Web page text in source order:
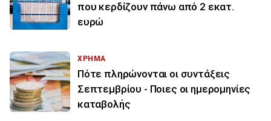
που κερδίζουν πάνω από 2 εκατ.
ευρώ
ΧΡΗΜΑ
Πότε πληρώνονται οι συντάξεις
Σεπτεμβρίου - Ποιες οι ημερομηνίες
καταβολής